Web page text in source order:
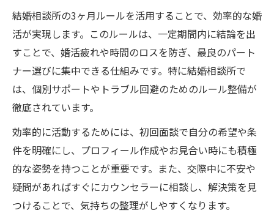
結婚相談所の3ヶ月ルールを活用することで、効率的な婚
活が実現します。このルールは、一定期間内に結論を出
すことで、婚活疲れや時間のロスを防ぎ、最良のパート
ナー選びに集中できる仕組みです。特に結婚相談所で
は、個別サポートやトラブル回避のためのルール整備が
徹底されています。
効率的に活動するためには、初回面談で自分の希望や条
件を明確にし、プロフィール作成やお見合い時にも積極
的な姿勢を持つことが重要です。また、交際中に不安や
疑問があればすぐにカウンセラーに相談し、解決策を見
つけることで、気持ちの整理がしやすくなります。